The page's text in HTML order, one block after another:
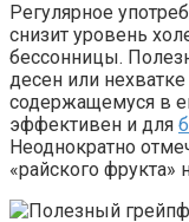
Регулярное
снизит уровень
бессонницы.
десен или
содержащемуся в
эффективен и для
Неоднократно
«райского фрукта»